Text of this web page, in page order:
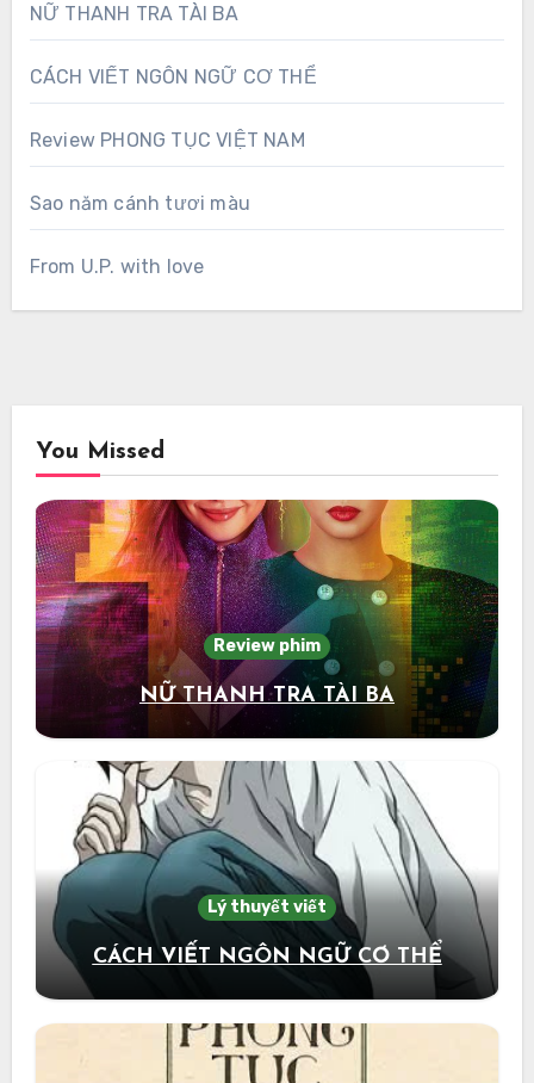
NỮ THANH TRA TÀI BA
CÁCH VIẾT NGÔN NGỮ CƠ THỂ
Review PHONG TỤC VIỆT NAM
Sao năm cánh tươi màu
From U.P. with love
You Missed
Review phim
NỮ THANH TRA TÀI BA
Lý thuyết viết
CÁCH VIẾT NGÔN NGỮ CƠ THỂ